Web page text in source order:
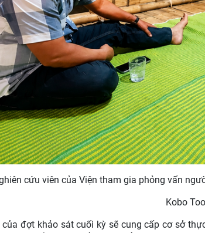
cứu viên của Viện tham gia phỏng vấn
Kobo
của đợt khảo sát cuối kỳ sẽ cung cấp cơ sở